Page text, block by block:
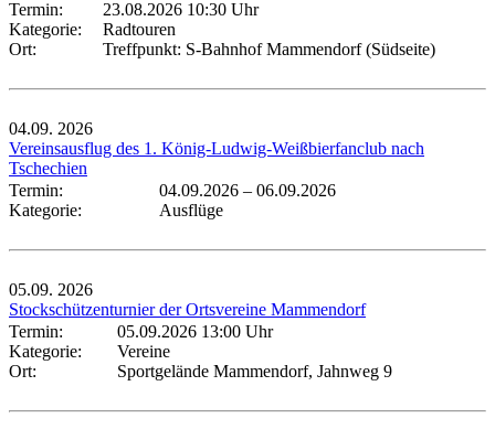
Termin:
23.08.2026 10:30 Uhr
Kategorie:
Radtouren
Ort:
Treffpunkt: S-Bahnhof Mammendorf (Südseite)
04.09. 2026
Vereinsausflug des 1. König-Ludwig-Weißbierfanclub nach
Tschechien
Termin:
04.09.2026 – 06.09.2026
Kategorie:
Ausflüge
05.09. 2026
Stockschützenturnier der Ortsvereine Mammendorf
Termin:
05.09.2026 13:00 Uhr
Kategorie:
Vereine
Ort:
Sportgelände Mammendorf, Jahnweg 9